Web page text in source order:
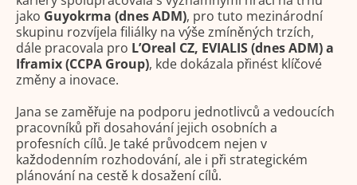
jako Guyokrma (dnes ADM), pro tuto mezinárodní
skupinu rozvíjela filiálky na výše zmíněných trzích,
dále pracovala pro L’Oreal CZ, EVIALIS (dnes ADM) a
Iframix (CCPA Group), kde dokázala přinést klíčové
změny a inovace.
Jana se zaměřuje na podporu jednotlivců a vedoucích
pracovníků při dosahování jejich osobních a
profesních cílů. Je také průvodcem nejen v
každodenním rozhodování, ale i při strategickém
plánování na cestě k dosažení cílů.